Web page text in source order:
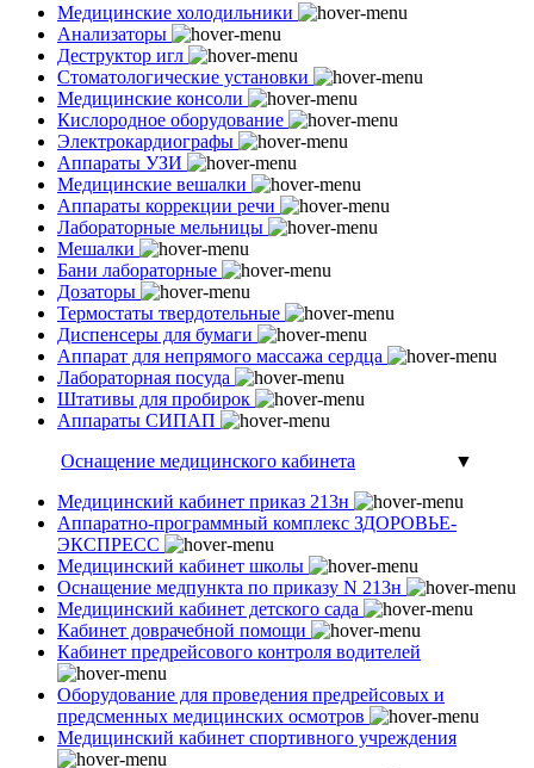
Медицинские холодильники
Анализаторы
Деструктор игл
Стоматологические установки
Медицинские консоли
Кислородное оборудование
Электрокардиографы
Аппараты УЗИ
Медицинские вешалки
Аппараты коррекции речи
Лабораторные мельницы
Мешалки
Бани лабораторные
Дозаторы
Термостаты твердотельные
Диспенсеры для бумаги
Аппарат для непрямого массажа сердца
Лабораторная посуда
Штативы для пробирок
Аппараты СИПАП
Оснащение медицинского кабинета
▼
Медицинский кабинет приказ 213н
Аппаратно-программный комплекс ЗДОРОВЬЕ-
ЭКСПРЕСС
Медицинский кабинет школы
Оснащение медпункта по приказу N 213н
Медицинский кабинет детского сада
Кабинет доврачебной помощи
Кабинет предрейсового контроля водителей
Оборудование для проведения предрейсовых и
предсменных медицинских осмотров
Медицинский кабинет спортивного учреждения